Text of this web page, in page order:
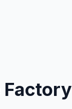
Factory